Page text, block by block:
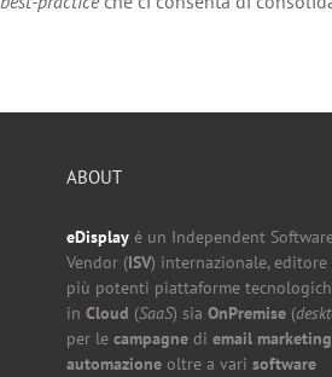
ABOUT
eDisplayè un Independent
Vendor (ISV) internazionale, editore
più potenti piattaforme
in Cloud (SaaS) sia OnPremise(
per le campagnedi email marketing
automazioneoltre a vari software